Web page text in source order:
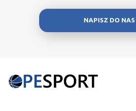
NAPISZ DO NAS